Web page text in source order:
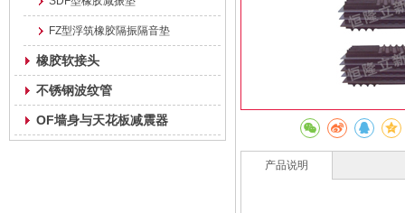
FZ型浮筑橡胶隔振隔音垫
橡胶软接头
不锈钢波纹管
OF墙身与天花板减震器
产品说明